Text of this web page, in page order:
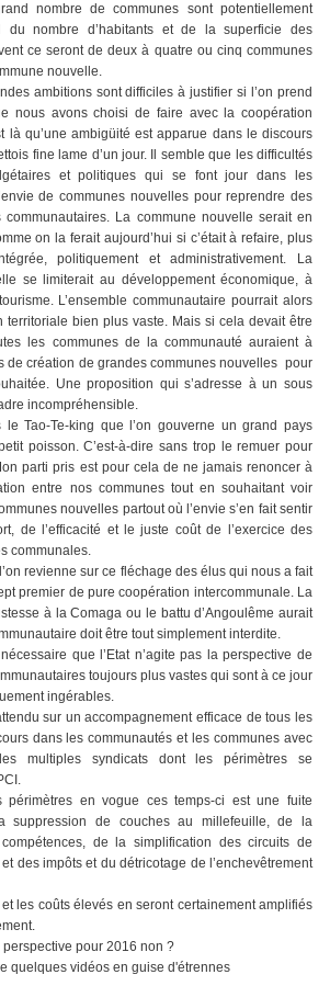
nombre de communes sont potentiellement
du nombre d’habitants et de la superficie des
ce seront de deux à quatre ou cinq communes
nouvelle.
ambitions sont difficiles à justifier si l’on prend
nous avons choisi de faire avec la coopération
là qu’une ambigüité est apparue dans le discours
fine lame d’un jour. Il semble que les difficultés
et politiques qui se font jour dans les
de communes nouvelles pour reprendre des
communautaires. La commune nouvelle serait en
on la ferait aujourd’hui si c’était à refaire, plus
politiquement et administrativement. La
se limiterait au développement économique, à
L’ensemble communautaire pourrait alors
territoriale bien plus vaste. Mais si cela devait être
les communes de la communauté auraient à
de création de grandes communes nouvelles pour
Une proposition qui s’adresse à un sous
incompréhensible.
le Tao-Te-king que l’on gouverne un grand pays
poisson. C’est-à-dire sans trop le remuer pour
parti pris est pour cela de ne jamais renoncer à
entre nos communes tout en souhaitant voir
nouvelles partout où l’envie s’en fait sentir
de l’efficacité et le juste coût de l’exercice des
communales.
revienne sur ce fléchage des élus qui nous a fait
premier de pure coopération intercommunale. La
à la Comaga ou le battu d’Angoulême aurait
doit être tout simplement interdite.
que l’Etat n’agite pas la perspective de
toujours plus vastes qui sont à ce jour
ingérables.
sur un accompagnement efficace de tous les
dans les communautés et les communes avec
multiples syndicats dont les périmètres se
périmètres en vogue ces temps-ci est une fuite
suppression de couches au millefeuille, de la
de la simplification des circuits de
des impôts et du détricotage de l’enchevêtrement
les coûts élevés en seront certainement amplifiés
pour 2016 non ?
quelques vidéos en guise d'étrennes